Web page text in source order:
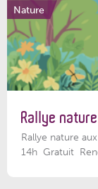
Nature
Rallye
Rallye nature
14h Gratuit